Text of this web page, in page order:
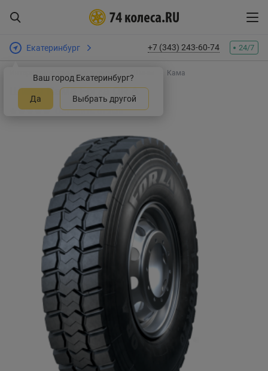
Екатеринбург
Ваш город Екатеринбург?
Да Выбрать другой
+7 (343) 243-60-74 24/7
Интернет-магазин шин и дисков Кама
Шины Кама Forza OR A
Оставить отзыв